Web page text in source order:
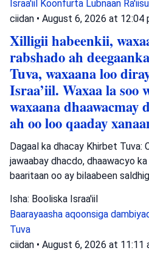
Israa'iil Koonfurta Lubnaan
ciidan • August 6, 2026 at 12:04
Xilligii habeenkii,
rabshado ah
Tuva, waxaana loo
Israa’iil. Waxaa la soo
waxaana
ah oo loo qaaday
Dagaal ka dhacay Khirbet Tuva:
jawaabay dhacdo, dhaawacyo
baaritaan oo ay bilaabeen
Isha: Booliska Israa'iil
Baarayaasha aqoonsiga
Tuva
ciidan • August 6, 2026 at 11:11